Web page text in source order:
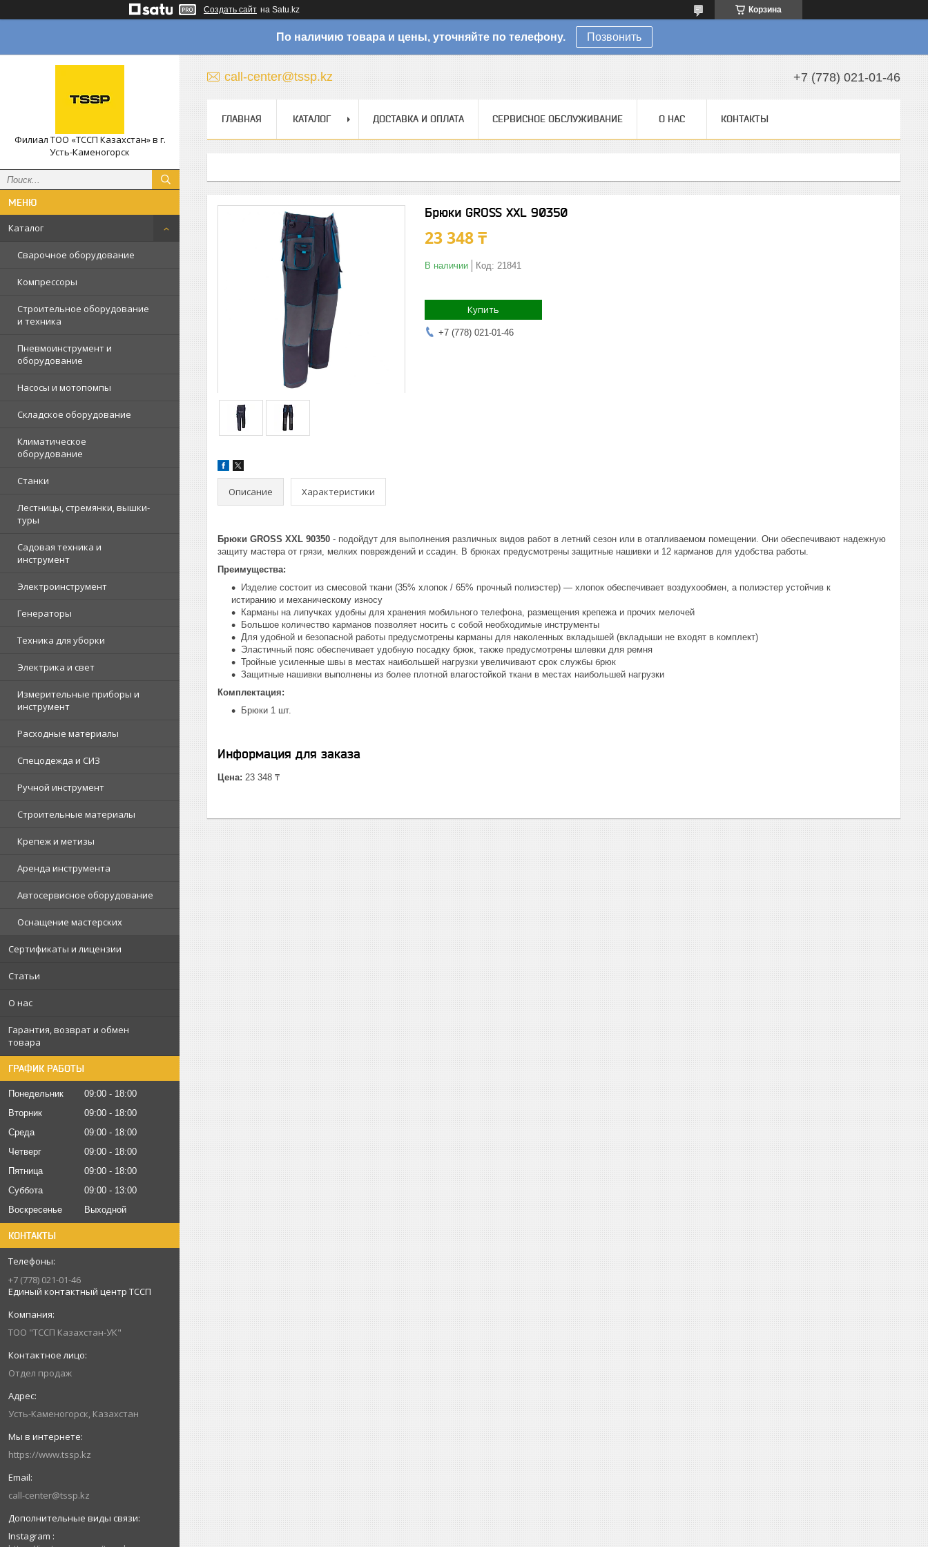
Создать сайт на Satu.kz Корзина
По наличию товара и цены, уточняйте по телефону. Позвонить
Филиал ТОО «ТССП Казахстан» в г.
Усть-Каменогорск
Каталог
Сварочное оборудование
Компрессоры
Строительное оборудование
и техника
Пневмоинструмент и
оборудование
Насосы и мотопомпы
Складское оборудование
Климатическое
оборудование
Станки
Лестницы, стремянки, вышки-
туры
Садовая техника и
инструмент
Электроинструмент
Генераторы
Техника для уборки
Электрика и свет
Измерительные приборы и
инструмент
Расходные материалы
Спецодежда и СИЗ
Ручной инструмент
Строительные материалы
Крепеж и метизы
Аренда инструмента
Автосервисное оборудование
Оснащение мастерских
Сертификаты и лицензии
Статьи
О нас
Гарантия, возврат и обмен
товара
ГРАФИК РАБОТЫ
Понедельник 09:00
18:00
Вторник
09:00
18:00
Среда
09:00
18:00
Четверг
09:00
18:00
Пятница
09:00
18:00
Суббота
09:00
13:00
Воскресенье
Выходной
КОНТАКТЫ
+7 (778) 021-01-46
Единый контактный центр ТССП
ТОО "ТССП Казахстан-УК"
Отдел продаж
Усть-Каменогорск, Казахстан
https://www.tssp.kz
call-center@tssp.kz
Instagram
call-center@tssp.kz +7 (778) 021-01-46
ГЛАВНАЯ КАТАЛОГ ДОСТАВКА И ОПЛАТА СЕРВИСНОЕ ОБСЛУЖИВАНИЕ О НАС КОНТАКТЫ
Брюки GROSS XXL 90350
23 348 ₸
В наличии Код: 21841
Купить
+7 (778) 021-01-46
Описание Характеристики
Брюки GROSS XXL 90350 - подойдут для выполнения различных видов работ в летний сезон или в отапливаемом помещении. Они обеспечивают надежную
защиту мастера от грязи, мелких повреждений и ссадин. В брюках предусмотрены защитные нашивки и 12 карманов для удобства работы.
Преимущества:
Изделие состоит из смесовой ткани (35% хлопок / 65% прочный полиэстер) — хлопок обеспечивает воздухообмен, а полиэстер устойчив к
истиранию и механическому износу
Карманы на липучках удобны для хранения мобильного телефона, размещения крепежа и прочих мелочей
Большое количество карманов позволяет носить с собой необходимые инструменты
Для удобной и безопасной работы предусмотрены карманы для наколенных вкладышей (вкладыши не входят в комплект)
Эластичный пояс обеспечивает удобную посадку брюк, также предусмотрены шлевки для ремня
Тройные усиленные швы в местах наибольшей нагрузки увеличивают срок службы брюк
Защитные нашивки выполнены из более плотной влагостойкой ткани в местах наибольшей нагрузки
Комплектация:
Брюки 1 шт.
Информация для заказа
Цена: 23 348 ₸